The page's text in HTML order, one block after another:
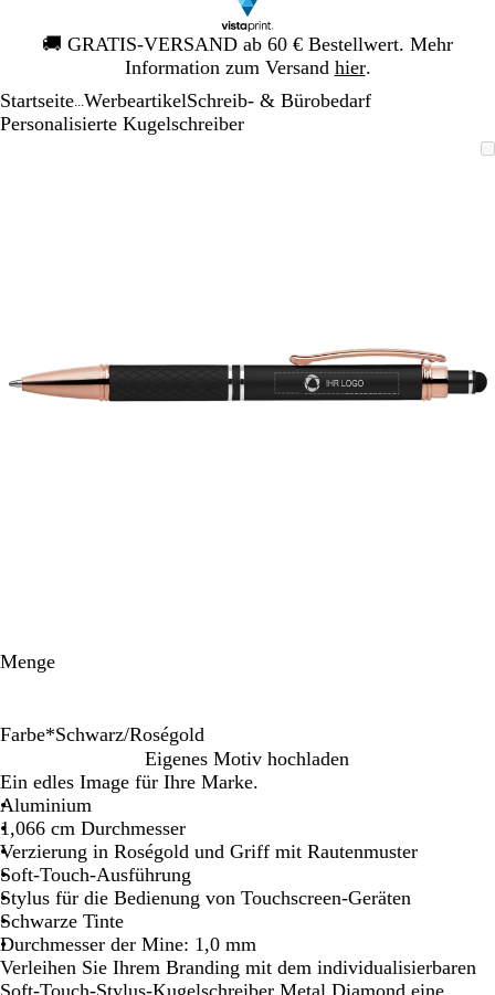
🚚 GRATIS-VERSAND ab 60 € Bestellwert. Mehr
Information zum Versand hier.
Galeriebild
1
Startseite WerbeartikelSchreib- & Bürobedarf
Personalisierte Kugelschreiber
die
Pfeiltasten
Menge
Farbe*Schwarz/Roségold
o
t
/
R
o
s
é
g
o
l
a
r
i
n
e
b
l
a
u
/
a
u
p
e
/
R
o
s
é
g
c
h
w
a
r
z
/
R
o
s
e
l
l
b
l
a
u
/
R
o
Eigenes Motiv hochladen
Ein edles Image für Ihre Marke.
Aluminium
1,066 cm Durchmesser
Verzierung in Roségold und Griff mit Rautenmuster
Soft-Touch-Ausführung
Stylus für die Bedienung von Touchscreen-Geräten
Schwarze Tinte
Durchmesser der Mine: 1,0 mm
Verleihen Sie Ihrem Branding mit dem individualisierbaren